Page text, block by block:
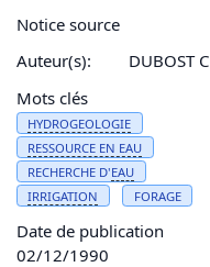
Notice source
Auteur(s):
DUBOST C
Mots clés
HYDROGEOLOGIE
RESSOURCE EN EAU
RECHERCHE D'EAU
IRRIGATION
FORAGE
Date de publication
02/12/1990